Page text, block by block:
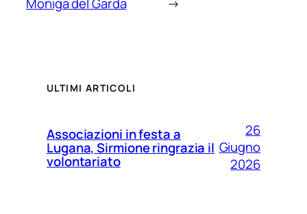
ULTIMI ARTICOLI
Associazioni in festa a
Lugana, Sirmione ringrazia il
volontariato
26
Giugno
2026